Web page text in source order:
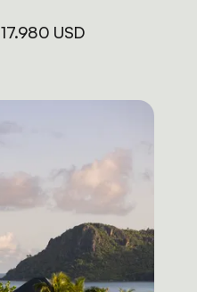
17.980 USD